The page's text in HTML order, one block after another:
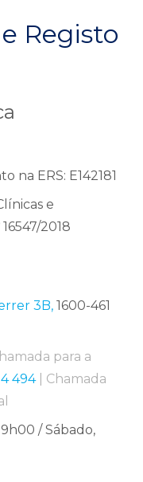
Registo
na ERS: E142181
e
2018
3B, 1600-461
para a
494| Chamada
/ Sábado,